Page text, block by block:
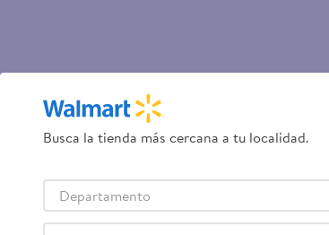
Busca la tienda más cercana a tu localidad.
Departamento